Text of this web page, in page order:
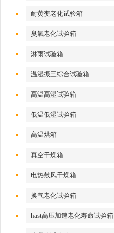
耐黄变老化试验箱
臭氧老化试验箱
淋雨试验箱
温湿振三综合试验箱
高温高湿试验箱
低温低湿试验箱
高温烘箱
真空干燥箱
电热鼓风干燥箱
换气老化试验箱
hast高压加速老化寿命试验箱